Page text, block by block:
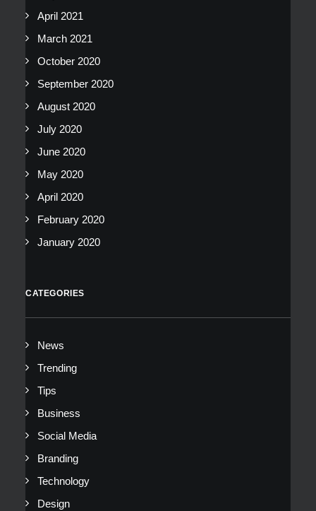
April 2021
March 2021
October 2020
September 2020
August 2020
July 2020
June 2020
May 2020
April 2020
February 2020
January 2020
CATEGORIES
News
Trending
Tips
Business
Social Media
Branding
Technology
Design